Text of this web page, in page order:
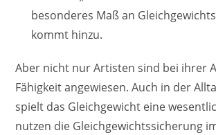
besonderes Maß an
kommt hinzu.
Aber nicht nur Artisten sind bei ihrer
Fähigkeit angewiesen. Auch in der
spielt das Gleichgewicht eine
nutzen die Gleichgewichtssicherung